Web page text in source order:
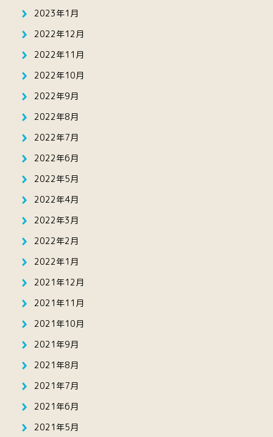
2023年1月
2022年12月
2022年11月
2022年10月
2022年9月
2022年8月
2022年7月
2022年6月
2022年5月
2022年4月
2022年3月
2022年2月
2022年1月
2021年12月
2021年11月
2021年10月
2021年9月
2021年8月
2021年7月
2021年6月
2021年5月